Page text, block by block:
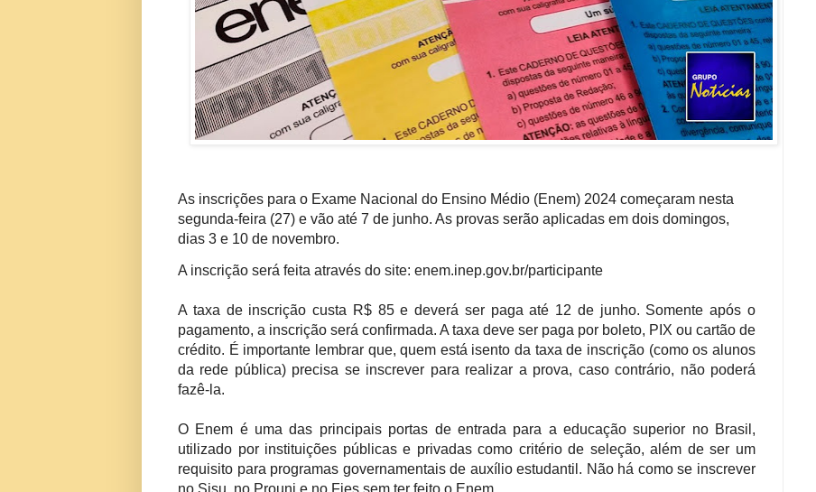
As inscrições para o Exame Nacional do Ensino Médio (Enem) 2024 começaram nesta
segunda-feira (27) e vão até 7 de junho. As provas serão aplicadas em dois domingos,
dias 3 e 10 de novembro.
A inscrição será feita através do site: enem.inep.gov.br/participante
A taxa de inscrição custa R$ 85 e deverá ser paga até 12 de junho. Somente após o
pagamento, a inscrição será confirmada. A taxa deve ser paga por boleto, PIX ou cartão de
crédito. É importante lembrar que, quem está isento da taxa de inscrição (como os alunos
da rede pública) precisa se inscrever para realizar a prova, caso contrário, não poderá
fazê-la.
O Enem é uma das principais portas de entrada para a educação superior no Brasil,
utilizado por instituições públicas e privadas como critério de seleção, além de ser um
requisito para programas governamentais de auxílio estudantil. Não há como se inscrever